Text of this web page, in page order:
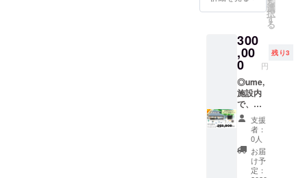
ご予約
に記入
をお願
いいた
しま
す。
らかを
い） お
送りす
る数：
〇セッ
ト 送付
日・時
間帯：
※5月15
日以降
でご指
定下さ
い。ご
指定の
す。 ※
お部屋
の料金
は、季
節によ
り変動
しま
す。 ※
宿泊料
金の目
安：2名
宿泊（2
食付
す。詳
しいお
は、ご
予約の
際にHP
もしく
は予約
サイト
よりご
確認く
ださ
い。
(https://
www.u
me-
のプラ
ンで
だけ事
前決
フェだ
けチ
ケット
利用」
といっ
たよう
に、事
前決済
とume,
チケッ
トの併
用は可
能で
Japan
Touris
Awards
受賞
（2）経
済産業
省
産業観
光まち
づくり
大賞受
賞 -------
-----------
-----------
入等で
使うこ
きま
す。 ※
チケッ
トはお
釣りを
お渡し
するこ
とがで
きませ
んが、
有効期
限3年間
の間に
りたい
内容に
て変更
させて
いただ
きま
す。） -
-----------
-----------
-----------
-----------
-----------
≪梅守
康之 直
近のメ
て作業
する時
つこと
ができ
ます。
会議・
研修の
後は、
採れた
ての野
菜を
使っ
た、新
鮮なお
食事
今回の
プロ
トの仕
掛人、
(株)梅守
本店の
梅守志
歩が講
師とな
り、地
方での
新しい
仕事の
作り
方・行
選
択
す
る
300
,00
0 円
残り3
◎ume,
施設内
で、ど
んな内
容でも
使える
お得な
チケッ
トで
支援
者：
0人
お届
け予
定：